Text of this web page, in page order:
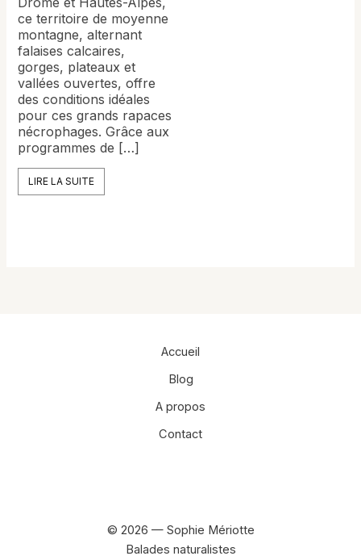
ce territoire de moyenne
montagne, alternant
falaises calcaires,
gorges, plateaux et
vallées ouvertes, offre
des conditions idéales
pour ces grands rapaces
nécrophages. Grâce aux
programmes de […]
LIRE LA SUITE
Accueil
Blog
A propos
Contact
© 2026 — Sophie Mériotte
Balades naturalistes